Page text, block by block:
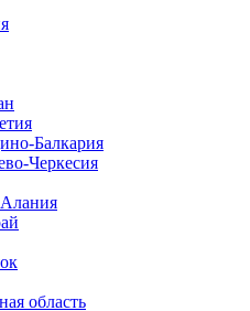
Балкария
Черкесия
область